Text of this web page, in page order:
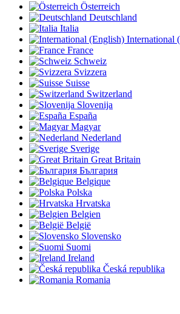
Österreich
Deutschland
Italia
International
France
Schweiz
Svizzera
Suisse
Switzerland
Slovenija
España
Magyar
Nederland
Sverige
Great Britain
България
Belgique
Polska
Hrvatska
Belgien
België
Slovensko
Suomi
Ireland
Česká republika
Romania